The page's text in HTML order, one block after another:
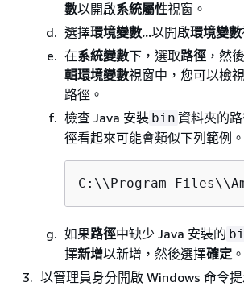
數以開啟系統屬性視窗。
選擇環境變數...以開啟環境變數
在系統變數下，選取路徑 ，然
輯環境變數視窗中，您可以檢
路徑。
檢查 Java 安裝 bin 資料夾的
徑看起來可能會類似下列範例。
C:\\Program
如果路徑中缺少 Java 安裝的
擇新增以新增，然後選擇確定 。
以管理員身分開啟 Windows 命令